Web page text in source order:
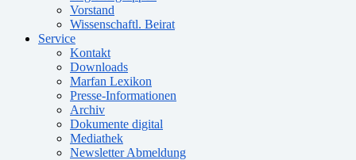
Vorstand
Wissenschaftl. Beirat
Service
Kontakt
Downloads
Marfan Lexikon
Presse-Informationen
Archiv
Dokumente digital
Mediathek
Newsletter Abmeldung